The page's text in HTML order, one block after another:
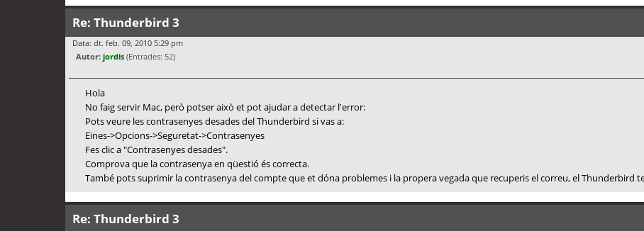
Re: Thunderbird 3
Data: dt. feb. 09, 2010 5:29 pm
Autor: jordis (Entrades: 52)
Hola
No faig servir Mac, però potser això et pot ajudar a detectar l'error:
Pots veure les contrasenyes desades del Thunderbird si vas a:
Eines->Opcions->Seguretat->Contrasenyes
Fes clic a "Contrasenyes desades".
Comprova que la contrasenya en qüestió és correcta.
També pots suprimir la contrasenya del compte que et dóna problemes i la propera vegada que recuperis el correu, el Thunderbird
Re: Thunderbird 3